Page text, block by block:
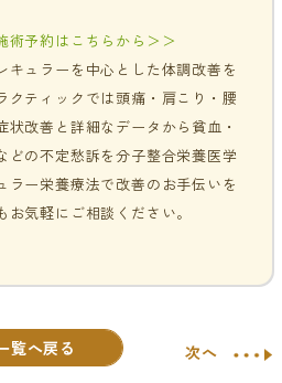
術予約はこちらから＞＞
キュラーを中心とした体調改善を
クティックでは頭痛・肩こり・腰
改善と詳細なデータから貧血・
どの不定愁訴を分子整合栄養医学
ラー栄養療法で改善のお手伝いを
気軽にご相談ください。
覧へ戻る 次へ